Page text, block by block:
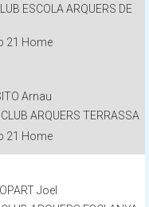
ESCOLA ARQUERS DE
21 Home
Arnau
ARQUERS TERRASSA
21 Home
Joel